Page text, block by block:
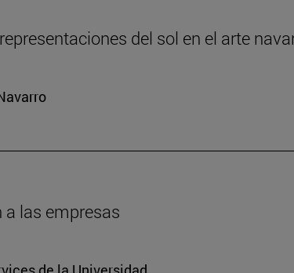
del sol en el arte
a las empresas